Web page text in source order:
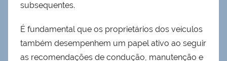
subsequentes.
É fundamental que os proprietários dos veículos
também desempenhem um papel ativo ao seguir
as recomendações de condução, manutenção e